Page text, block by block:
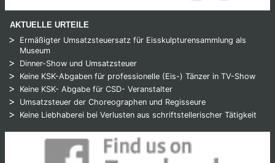
AKTUELLE URTEILE
Ermäßigter Umsatzsteuersatz für Eisskulpturensammlung als
Museum
Dinner-Show und Umsatzsteuer
Keine KSK-Abgaben für professionelle (Eis-) Tänzer in TV-Show
Keine KSK- Abgabe für CSD- Veranstalter
Umsatzsteuer der Choreographen und Regisseure
Keine Liebhaberei bei Verlusten aus schriftstellerischer Tätigkeit